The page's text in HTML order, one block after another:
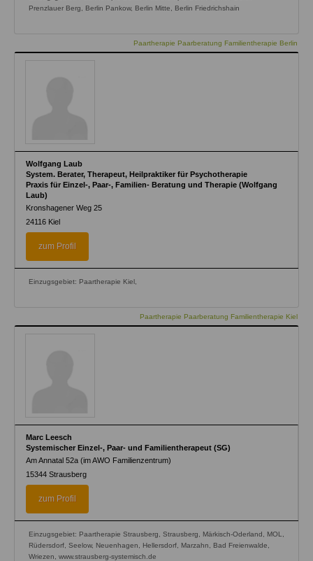
Prenzlauer Berg, Berlin Pankow, Berlin Mitte, Berlin Friedrichshain
Paartherapie Paarberatung Familientherapie Berlin
Wolfgang Laub
System. Berater, Therapeut, Heilpraktiker für Psychotherapie
Praxis für Einzel-, Paar-, Familien- Beratung und Therapie (Wolfgang
Laub)
Kronshagener Weg 25
24116 Kiel
zum Profil
Einzugsgebiet: Paartherapie Kiel,
Paartherapie Paarberatung Familientherapie Kiel
Marc Leesch
Systemischer Einzel-, Paar- und Familientherapeut (SG)
Am Annatal 52a (im AWO Familienzentrum)
15344 Strausberg
zum Profil
Einzugsgebiet: Paartherapie Strausberg, Strausberg, Märkisch-Oderland, MOL,
Rüdersdorf, Seelow, Neuenhagen, Hellersdorf, Marzahn, Bad Freienwalde,
Wriezen, www.strausberg-systemisch.de